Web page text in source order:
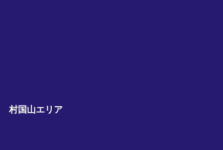
村国山エリア